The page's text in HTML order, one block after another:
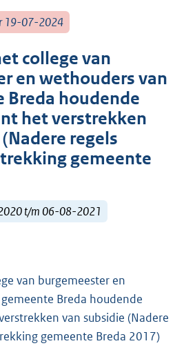
19-07-2024
college van
en wethouders van
Breda houdende
het verstrekken
regels
gemeente
t/m 06-08-2021
van burgemeester en
Breda houdende
van subsidie (Nadere
gemeente Breda 2017)